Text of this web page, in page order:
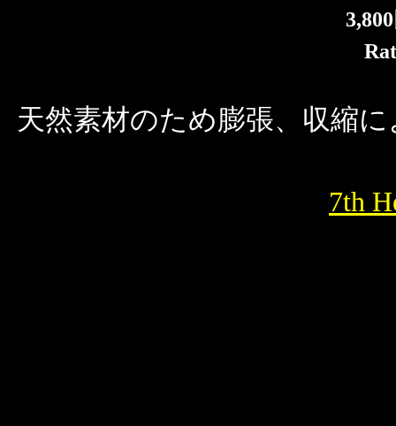
天然素材のため膨張、収縮
7th